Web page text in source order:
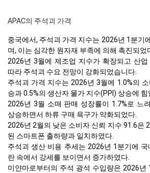
APAC의 주석괴 가격
중국에서, 주석괴 가격 지수는 2026년 1분기
며, 이는 심각한 원자재 부족에 의해 촉진되었
2026년 3월에 제조업 지수가 확장되고 산업
따라 주석괴 수요 전망이 강화되었습니다.
주석괴 가격 지수는 2026년 3월에 1.0%의
승과 0.5%의 생산자 물가 지수(PPI) 상승에
2026년 3월 소매 판매 성장률이 1.7%로 느
상승하면서 하류 구매 욕구가 약화되었다.
2026년 2월의 낮은 소비자 신뢰 지수 91.6은
된 스마트폰 출하량과 일치하였다.
주석괴 생산 비용 추세는 2026년 1분기에
란 속에서 강세를 보이면서 증가하였다.
미얀마로부터의 주석 광석 수입량은 2026년